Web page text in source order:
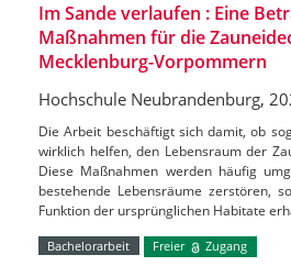
Im Sande verlaufen : Eine
Maßnahmen für die
Mecklenburg-Vorpommern
Hochschule Neubrandenburg,
Die Arbeit beschäftigt sich damit, ob
wirklich helfen, den Lebensraum der
Diese Maßnahmen werden häufig
bestehende Lebensräume zerstören,
Funktion der ursprünglichen Habitate
Bachelorarbeit Freier Zugang